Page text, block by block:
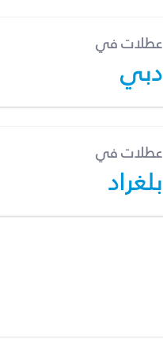
عطلات في
دبي
عطلات في
بلغراد